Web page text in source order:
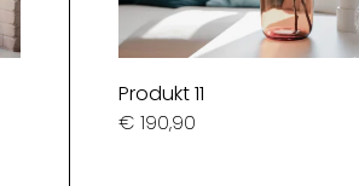
Produkt 11
€ 190,90